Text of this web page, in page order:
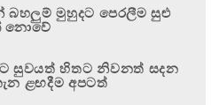
බහලුම් මුහුදට පෙරලීම සුළු
නොවේ
සුවයත් හිතට නිවනත් සදන
ළඟදීම අපටත්